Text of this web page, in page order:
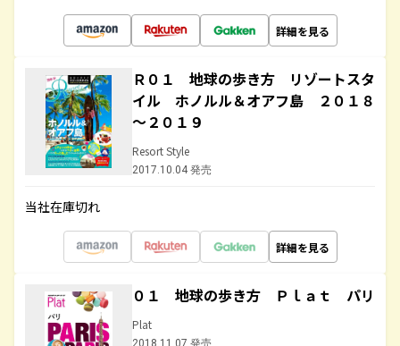
詳細を見る
Ｒ０１ 地球の歩き方 リゾートスタ
イル ホノルル＆オアフ島 ２０１８
～２０１９
Resort Style
2017.10.04 発売
当社在庫切れ
詳細を見る
０１ 地球の歩き方 Ｐｌａｔ パリ
Plat
2018.11.07 発売